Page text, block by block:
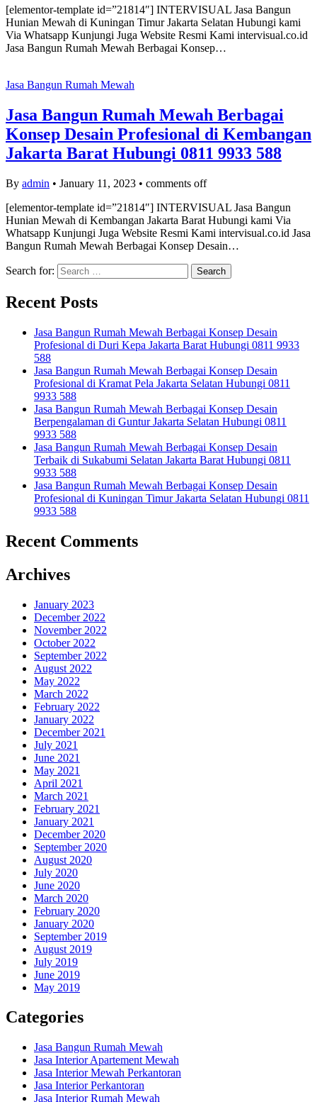
[elementor-template id=”21814″] INTERVISUAL Jasa Bangun
Hunian Mewah di Kuningan Timur Jakarta Selatan Hubungi kami
Via Whatsapp Kunjungi Juga Website Resmi Kami intervisual.co.id
Jasa Bangun Rumah Mewah Berbagai Konsep…
Jasa Bangun Rumah Mewah
Jasa Bangun Rumah Mewah Berbagai
Konsep Desain Profesional di Kembangan
Jakarta Barat Hubungi 0811 9933 588
By admin • January 11, 2023 • comments off
[elementor-template id=”21814″] INTERVISUAL Jasa Bangun
Hunian Mewah di Kembangan Jakarta Barat Hubungi kami Via
Whatsapp Kunjungi Juga Website Resmi Kami intervisual.co.id Jasa
Bangun Rumah Mewah Berbagai Konsep Desain…
Search for:
Recent Posts
Jasa Bangun Rumah Mewah Berbagai Konsep Desain
Profesional di Duri Kepa Jakarta Barat Hubungi 0811 9933
588
Jasa Bangun Rumah Mewah Berbagai Konsep Desain
Profesional di Kramat Pela Jakarta Selatan Hubungi 0811
9933 588
Jasa Bangun Rumah Mewah Berbagai Konsep Desain
Berpengalaman di Guntur Jakarta Selatan Hubungi 0811
9933 588
Jasa Bangun Rumah Mewah Berbagai Konsep Desain
Terbaik di Sukabumi Selatan Jakarta Barat Hubungi 0811
9933 588
Jasa Bangun Rumah Mewah Berbagai Konsep Desain
Profesional di Kuningan Timur Jakarta Selatan Hubungi 0811
9933 588
Recent Comments
Archives
January 2023
December 2022
November 2022
October 2022
September 2022
August 2022
May 2022
March 2022
February 2022
January 2022
December 2021
July 2021
June 2021
May 2021
April 2021
March 2021
February 2021
January 2021
December 2020
September 2020
August 2020
July 2020
June 2020
March 2020
February 2020
January 2020
September 2019
August 2019
July 2019
June 2019
May 2019
Categories
Jasa Bangun Rumah Mewah
Jasa Interior Apartement Mewah
Jasa Interior Mewah Perkantoran
Jasa Interior Perkantoran
Jasa Interior Rumah Mewah